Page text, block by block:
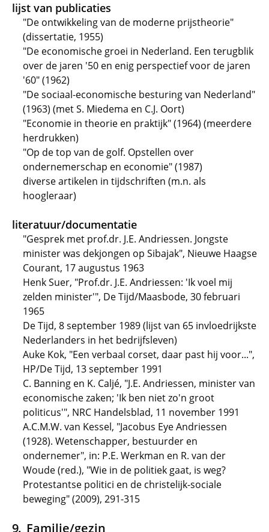
lijst van publicaties
"De ontwikkeling van de moderne prijstheorie"
(dissertatie, 1955)
"De economische groei in Nederland. Een terugblik
over de jaren '50 en enig perspectief voor de jaren
'60" (1962)
"De sociaal-economische besturing van Nederland"
(1963) (met S. Miedema en C.J. Oort)
"Economie in theorie en praktijk" (1964) (meerdere
herdrukken)
"Op de top van de golf. Opstellen over
ondernemerschap en economie" (1987)
diverse artikelen in tijdschriften (m.n. als
hoogleraar)
literatuur/documentatie
"Gesprek met prof.dr. J.E. Andriessen. Jongste
minister was dekjongen op Sibajak", Nieuwe Haagse
Courant, 17 augustus 1963
Henk Suer, "Prof.dr. J.E. Andriessen: 'Ik voel mij
zelden minister'", De Tijd/Maasbode, 30 februari
1965
De Tijd, 8 september 1989 (lijst van 65 invloedrijkste
Nederlanders in het bedrijfsleven)
Auke Kok, "Een verbaal corset, daar past hij voor...",
HP/De Tijd, 13 september 1991
C. Banning en K. Caljé, "J.E. Andriessen, minister van
economische zaken; 'Ik ben niet zo'n groot
politicus'", NRC Handelsblad, 11 november 1991
A.C.M.W. van Kessel, "Jacobus Eye Andriessen
(1928). Wetenschapper, bestuurder en
ondernemer", in: P.E. Werkman en R. van der
Woude (red.), "Wie in de politiek gaat, is weg?
Protestantse politici en de christelijk-sociale
beweging" (2009), 291-315
Familie/gezin